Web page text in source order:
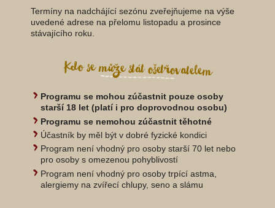
Termíny na nadchájící sezónu zveřejňujeme na výše
uvedené adrese na přelomu listopadu a prosince
stávajícího roku.
Kdo se může stát ošetřovatelem
Programu se mohou zúčastnit pouze osoby
starší 18 let (platí i pro doprovodnou osobu)
Programu se nemohou zúčastnit těhotné
Účastník by měl být v dobré fyzické kondici
Program není vhodný pro osoby starší 70 let nebo
pro osoby s omezenou pohyblivostí
Program není vhodný pro osoby trpící astma,
alergiemy na zvířecí chlupy, seno a slámu